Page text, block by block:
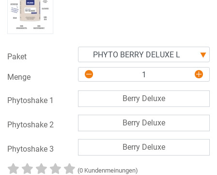
Paket
Menge
Phytoshake 1 Berry Deluxe
Phytoshake 2 Berry Deluxe
Phytoshake 3 Berry Deluxe
(0 Kundenmeinungen)